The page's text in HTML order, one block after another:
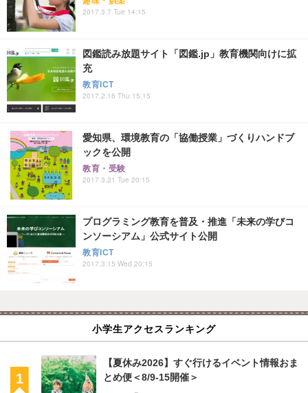
2017.3.7 Tue 14:15
図鑑読み放題サイト「図鑑.jp」教育機関向けに拡
充
教育ICT
2017.2.16 Thu 15:15
愛知県、環境教育の「協働授業」づくりハンドブ
ックを公開
教育・受験
2017.3.21 Tue 20:15
プログラミング教育を普及・推進「未来の学びコ
ンソーシアム」公式サイト公開
教育ICT
2017.3.15 Wed 20:15
小学生アクセスランキング
【夏休み2026】すぐ行けるイベント情報おま
とめ便＜8/9-15開催＞